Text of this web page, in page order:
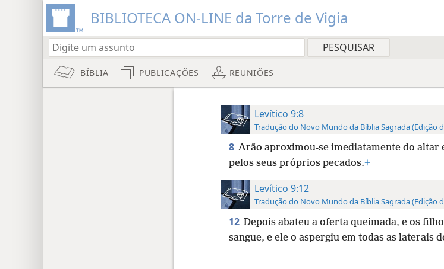
BIBLIOTECA ON-LINE da Torre de Vigia
BÍBLIA PUBLICAÇÕES REUNIÕES
Levítico 9:8
Tradução do Novo Mundo da Bíblia Sagrada (Edição
8 Arão aproximou-se imediatamente do altar
pelos seus próprios pecados.+
Levítico 9:12
Tradução do Novo Mundo da Bíblia Sagrada (Edição
12 Depois abateu a oferta queimada, e os
sangue, e ele o aspergiu em todas as laterais